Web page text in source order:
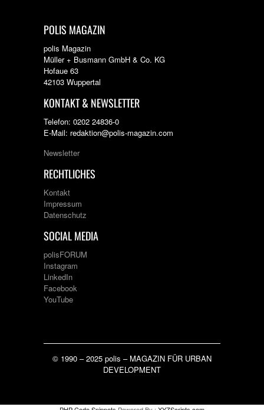
POLIS MAGAZIN
polis Magazin
Müller + Busmann GmbH & Co. KG
Hofaue 63
42103 Wuppertal
KONTAKT & NEWSLETTER
Telefon: 0202 24836-0
E-Mail: redaktion@polis-magazin.com
Newsletter
RECHTLICHES
Kontakt
Impressum
Datenschutz
SOCIAL MEDIA
polisFORUM
Instagram
LinkedIn
Facebook
YouTube
© 1990 – 2025 polis – MAGAZIN FÜR URBAN
DEVELOPMENT